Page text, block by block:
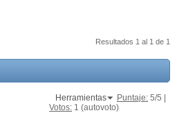
Resultados 1 al 1 de 1
Herramientas Puntaje: 5/5 |
Votos: 1 (autovoto)